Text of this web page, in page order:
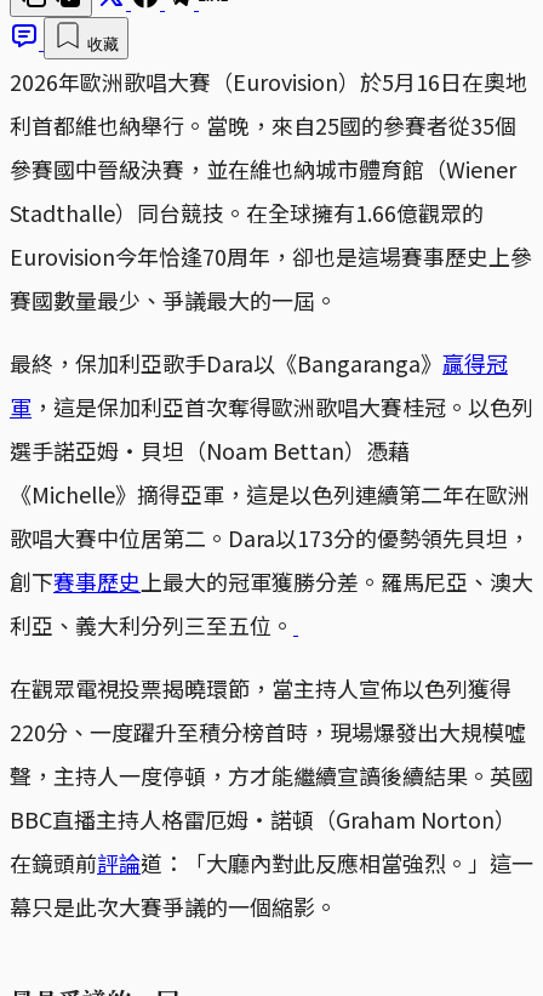
收藏
2026年歐洲歌唱大賽（Eurovision）於5月16日在奧地
利首都維也納舉行。當晚，來自25國的參賽者從35個
參賽國中晉級決賽，並在維也納城市體育館（Wiener
Stadthalle）同台競技。在全球擁有1.66億觀眾的
Eurovision今年恰逢70周年，卻也是這場賽事歷史上參
賽國數量最少、爭議最大的一屆。
最終，保加利亞歌手Dara以《Bangaranga》 贏得冠
軍 ，這是保加利亞首次奪得歐洲歌唱大賽桂冠。以色列
選手諾亞姆‧貝坦（Noam Bettan）憑藉
《Michelle》摘得亞軍，這是以色列連續第二年在歐洲
歌唱大賽中位居第二。Dara以173分的優勢領先貝坦，
創下賽事歷史 上最大的冠軍獲勝分差。羅馬尼亞、澳大
利亞、義大利分列三至五位。
在觀眾電視投票揭曉環節，當主持人宣佈以色列獲得
220分、一度躍升至積分榜首時，現場爆發出大規模噓
聲，主持人一度停頓，方才能繼續宣讀後續結果。英國
BBC直播主持人格雷厄姆‧諾頓（Graham Norton）
在鏡頭前評論道：「大廳內對此反應相當強烈。」這一
幕只是此次大賽爭議的一個縮影。